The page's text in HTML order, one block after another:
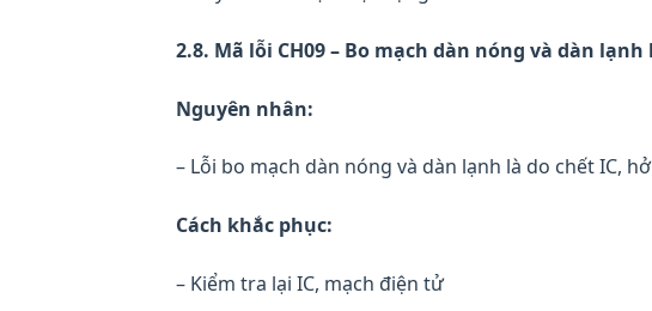
2.8. Mã lỗi CH09 – Bo mạch dàn nóng và dàn lạnh
Nguyên nhân:
– Lỗi bo mạch dàn nóng và dàn lạnh là do chết IC,
Cách khắc phục:
– Kiểm tra lại IC, mạch điện tử